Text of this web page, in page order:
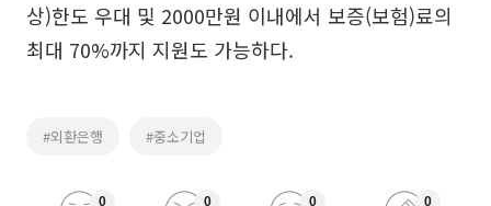
상)한도 우대 및 2000만원 이내에서 보증(보험)료의
최대 70%까지 지원도 가능하다.
#외환은행 #중소기업
0 0 0 0